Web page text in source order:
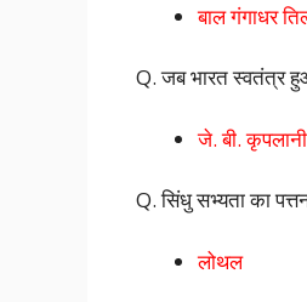
बाल गंगाधर
Q. जब भारत स्वतंत्र
जे. बी. कृपलानी
Q. सिंधु सभ्यता का
लोथल